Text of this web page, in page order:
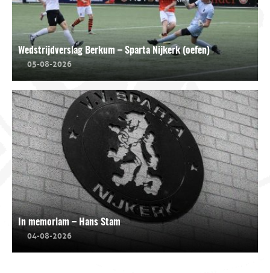
Wedstrijdverslag Berkum – Sparta Nijkerk (oefen)
05-08-2026
In memoriam – Hans Stam
04-08-2026